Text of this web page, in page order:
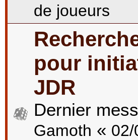
de joueurs
pour
JDR
Dernier
Gamoth «